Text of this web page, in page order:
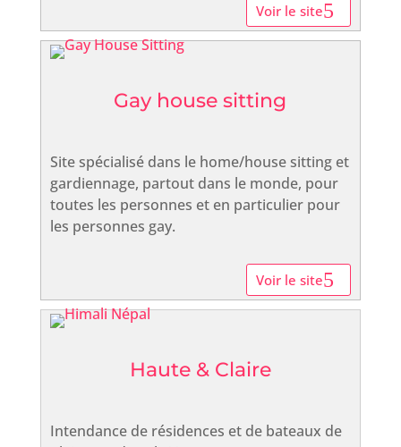
Voir le site
Gay house sitting
Site spécialisé dans le home/house sitting et
gardiennage, partout dans le monde, pour
toutes les personnes et en particulier pour
les personnes gay.
Voir le site
Haute & Claire
Intendance de résidences et de bateaux de